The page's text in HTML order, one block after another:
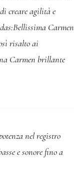
creare agilità e
Carmen
risalto ai
Carmen brillante
nel registro
e sonore fino a